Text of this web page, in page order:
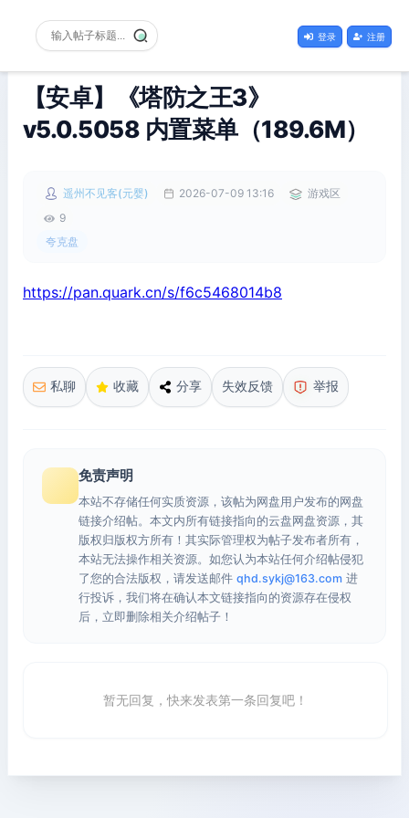
登录 注册
【安卓】《塔防之王3》
v5.0.5058 内置菜单（189.6M）
遥州不见客(元婴) 2026-07-09 13:16
游戏区
9
夸克盘
https://pan.quark.cn/s/f6c5468014b8
私聊 收藏 分享 失效反馈 举报
免责声明
本站不存储任何实质资源，该帖为网盘用户发布的网盘
链接介绍帖。本文内所有链接指向的云盘网盘资源，其
版权归版权方所有！其实际管理权为帖子发布者所有，
本站无法操作相关资源。如您认为本站任何介绍帖侵犯
了您的合法版权，请发送邮件 qhd.sykj@163.com 进
行投诉，我们将在确认本文链接指向的资源存在侵权
后，立即删除相关介绍帖子！
暂无回复，快来发表第一条回复吧！